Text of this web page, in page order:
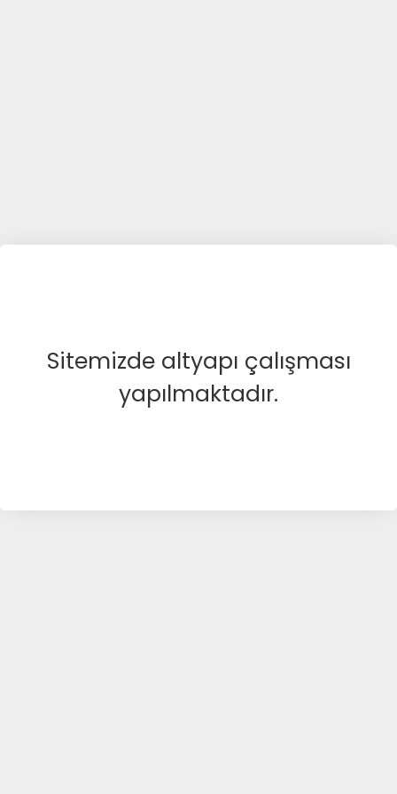
Sitemizde altyapı çalışması
yapılmaktadır.